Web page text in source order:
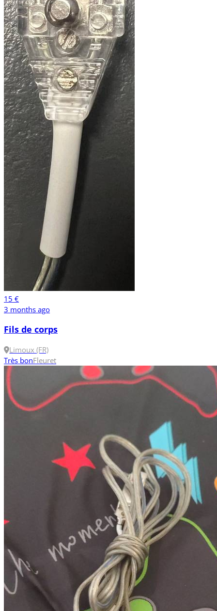
15 €
3 months ago
Fils de corps
Limoux (FR)
Très bonFleuret